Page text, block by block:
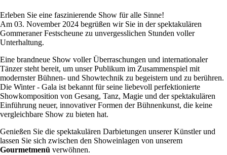
Erleben Sie eine faszinierende Show für alle Sinne!
Am 03. November 2024 begrüßen wir Sie in der spektakulären
Gommeraner Festscheune zu unvergesslichen Stunden voller
Unterhaltung.
Eine brandneue Show voller Überraschungen und internationaler
Tänzer steht bereit, um unser Publikum im Zusammenspiel mit
modernster Bühnen- und Showtechnik zu begeistern und zu berühren.
Die Winter - Gala ist bekannt für seine liebevoll perfektionierte
Showkomposition von Gesang, Tanz, Magie und der spektakulären
Einführung neuer, innovativer Formen der Bühnenkunst, die keine
vergleichbare Show zu bieten hat.
Genießen Sie die spektakulären Darbietungen unserer Künstler und
lassen Sie sich zwischen den Showeinlagen von unserem
Gourmetmenü verwöhnen.